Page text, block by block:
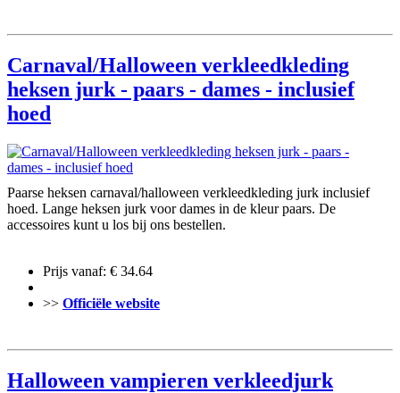
Carnaval/Halloween verkleedkleding
heksen jurk - paars - dames - inclusief
hoed
Paarse heksen carnaval/halloween verkleedkleding jurk inclusief
hoed. Lange heksen jurk voor dames in de kleur paars. De
accessoires kunt u los bij ons bestellen.
Prijs vanaf: € 34.64
>> Officiële website
Halloween vampieren verkleedjurk